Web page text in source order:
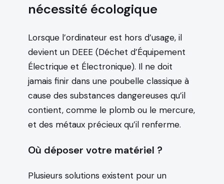
nécessité écologique
Lorsque l’ordinateur est hors d’usage, il
devient un DEEE (Déchet d’Équipement
Électrique et Électronique). Il ne doit
jamais finir dans une poubelle classique à
cause des substances dangereuses qu’il
contient, comme le plomb ou le mercure,
et des métaux précieux qu’il renferme.
Où déposer votre matériel ?
Plusieurs solutions existent pour un